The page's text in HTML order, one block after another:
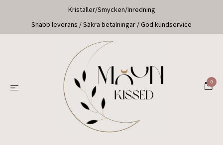
Kristaller/Smycken/Inredning
Snabb leverans / Säkra betalningar / God kundservice
0